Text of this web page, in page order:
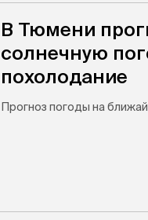
В Тюмени
солнечную
похолодание
Прогноз погоды на